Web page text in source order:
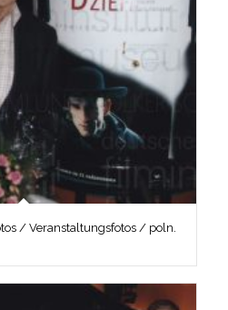
/ Veranstaltungsfotos / poln.